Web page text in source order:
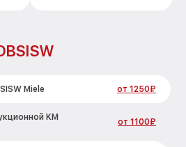
Miele от 1250₽
KM
от 1100₽